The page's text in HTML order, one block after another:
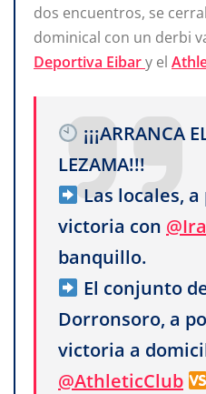
dos encuentros, se
dominical con un derbi
Deportiva Eibary el
¡¡¡ARRANCA
LEZAMA!!!
Las locales,
victoria con
banquillo.
El conjunto
Dorronsoro, a
victoria a
@AthleticClub